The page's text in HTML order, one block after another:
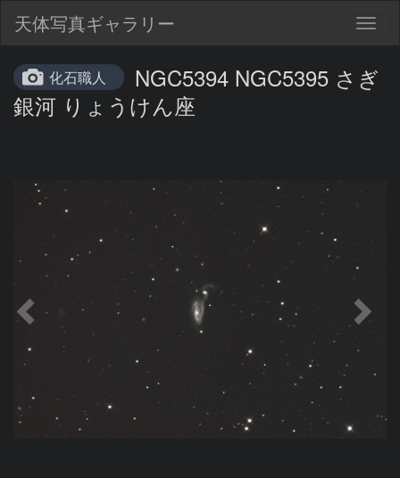
天体写真ギャラリー
化石職人
NGC5394 NGC5395 さぎ
銀河 りょうけん座